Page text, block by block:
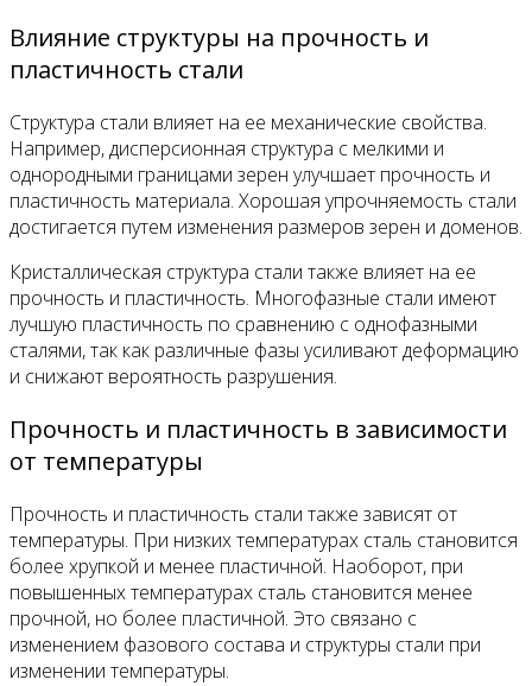
Влияние структуры на прочность и
пластичность стали
Структура стали влияет на ее механические свойства.
Например, дисперсионная структура с мелкими и
однородными границами зерен улучшает прочность и
пластичность материала. Хорошая упрочняемость стали
достигается путем изменения размеров зерен и доменов.
Кристаллическая структура стали также влияет на ее
прочность и пластичность. Многофазные стали имеют
лучшую пластичность по сравнению с однофазными
сталями, так как различные фазы усиливают деформацию
и снижают вероятность разрушения.
Прочность и пластичность в зависимости
от температуры
Прочность и пластичность стали также зависят от
температуры. При низких температурах сталь становится
более хрупкой и менее пластичной. Наоборот, при
повышенных температурах сталь становится менее
прочной, но более пластичной. Это связано с
изменением фазового состава и структуры стали при
изменении температуры.